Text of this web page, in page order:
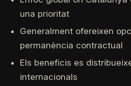
una prioritat
Generalment ofereixen
permanència contractual
Els beneficis es
internacionals